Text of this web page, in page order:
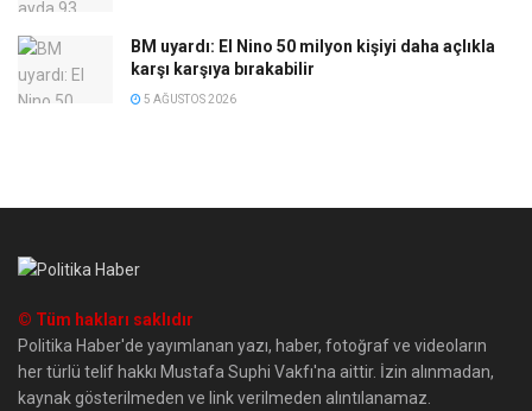
BM uyardı: El Nino 50 milyon kişiyi daha açlıkla
karşı karşıya bırakabilir
5 AĞUSTOS 2026
© Tüm hakları saklıdır
Politika Haber'de yayımlanan yazı, haber, fotoğraf ve videoların
her türlü telif hakkı Mustafa Suphi Vakfı'na aittir. İzin alınmadan,
kaynak gösterilmeden ve link verilmeden alıntılanamaz.